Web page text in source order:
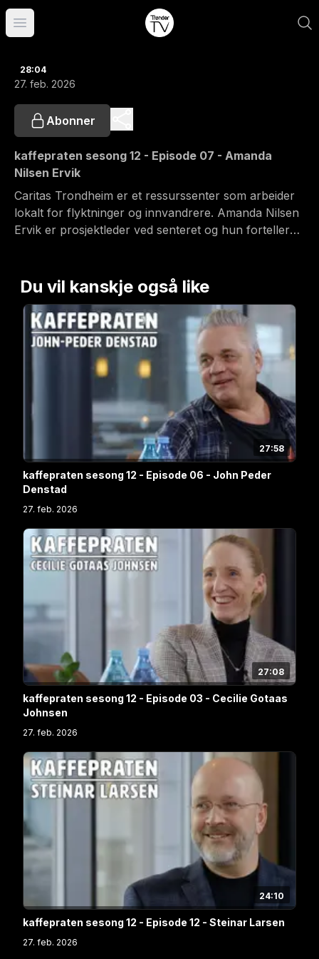
Åpne hovedmeny
28:04
27. feb. 2026
Abonner
kaffepraten sesong 12 - Episode 07 - Amanda
Nilsen Ervik
Caritas Trondheim er et ressurssenter som arbeider
lokalt for flyktninger og innvandrere. Amanda Nilsen
Ervik er prosjektleder ved senteret og hun forteller
Håkon Hanssen.
Du vil kanskje også like
27:58
kaffepraten sesong 12 - Episode 06 - John Peder
Denstad
27. feb. 2026
27:08
kaffepraten sesong 12 - Episode 03 - Cecilie Gotaas
Johnsen
27. feb. 2026
24:10
kaffepraten sesong 12 - Episode 12 - Steinar Larsen
27. feb. 2026